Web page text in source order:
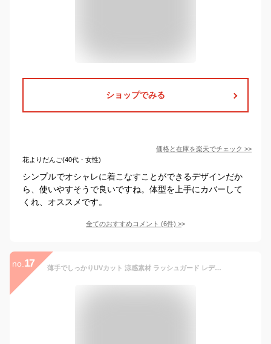
ショップでみる
価格と在庫を楽天でチェック >>
花よりだんご(40代・女性)
シンプルでオシャレに着こなすことができるデザインだか
ら、使いやすそうで良いですね。体型を上手にカバーして
くれ、オススメです。
全てのおすすめコメント (6件) >
no. 17 薄手でしっかりUVカット 涼感素材 ラッシュガード レディース ロング 【土日祝も出荷】≪365日品質保証≫ 全色UVカット率98.9％↑ UVカット uvパーカー 水着 体型カバー 長袖 メンズ キッズ の サーフパンツ や トレンカ マリンシューズ サファリハット リンネ